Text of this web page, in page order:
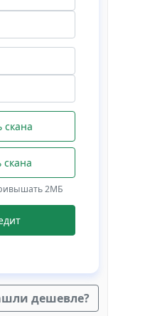
скана
скана
2МБ
дешевле?